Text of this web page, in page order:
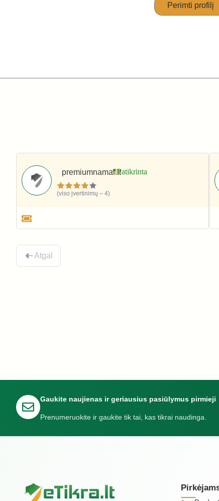
Perimti profilį
premiumnamai.lt
(viso įvertinimų – 4)
Atgal
Gaukite naujienas ir geriausius pasiūlymus pirmieji
Prenumeruokite ir gaukite tik tai, kas tikrai naudinga.